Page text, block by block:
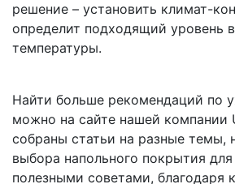
решение – установить климат-
определит подходящий уровень
температуры.
Найти больше рекомендаций по
можно на сайте нашей компании
собраны статьи на разные темы,
выбора напольного покрытия для
полезными советами, благодаря